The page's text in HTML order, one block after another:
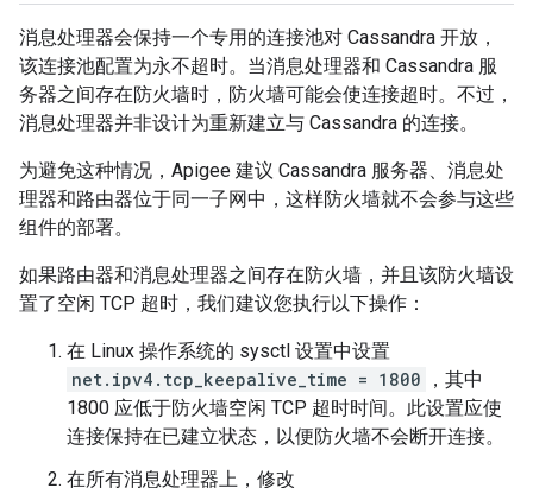
消息处理器会保持一个专用的连接池对 Cassandra 开放，
该连接池配置为永不超时。当消息处理器和 Cassandra 服
务器之间存在防火墙时，防火墙可能会使连接超时。不过，
消息处理器并非设计为重新建立与 Cassandra 的连接。
为避免这种情况，Apigee 建议 Cassandra 服务器、消息处
理器和路由器位于同一子网中，这样防火墙就不会参与这些
组件的部署。
如果路由器和消息处理器之间存在防火墙，并且该防火墙设
置了空闲 TCP 超时，我们建议您执行以下操作：
在 Linux 操作系统的 sysctl 设置中设置
net.ipv4.tcp_keepalive_time = 1800
，其中
1800 应低于防火墙空闲 TCP 超时时间。此设置应使
连接保持在已建立状态，以便防火墙不会断开连接。
在所有消息处理器上，修改